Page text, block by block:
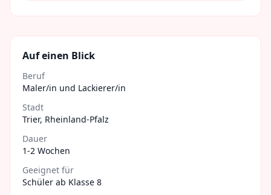
Auf einen Blick
Beruf
Maler/in und Lackierer/in
Stadt
Trier, Rheinland-Pfalz
Dauer
1-2 Wochen
Geeignet für
Schüler ab Klasse 8